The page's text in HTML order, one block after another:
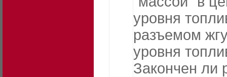
уровня
разъемом
уровня
Закончен ли